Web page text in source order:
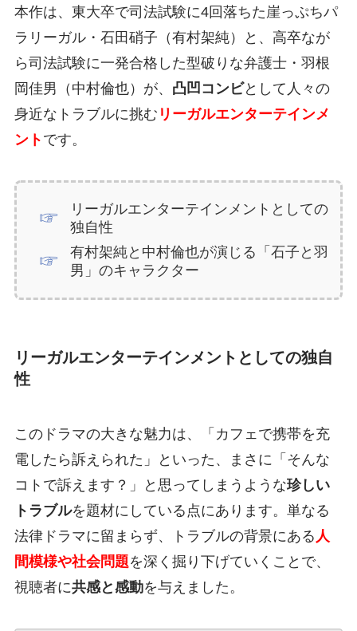
本作は、東大卒で司法試験に4回落ちた崖っぷちパ
ラリーガル・石田硝子（有村架純）と、高卒なが
ら司法試験に一発合格した型破りな弁護士・羽根
岡佳男（中村倫也）が、 凸凹コンビとして人々の
身近なトラブルに挑む リーガルエンターテインメ
ント です。
リーガルエンターテインメントとしての
独自性
有村架純と中村倫也が演じる「石子と羽
男」のキャラクター
リーガルエンターテインメントとしての独自
性
このドラマの大きな魅力は、「カフェで携帯を充
電したら訴えられた」といった、まさに「そんな
コトで訴えます？」と思ってしまうような珍しい
トラブルを題材にしている点にあります。単なる
法律ドラマに留まらず、トラブルの背景にある 人
間模様や社会問題を深く掘り下げていくことで、
視聴者に共感と感動を与えました。